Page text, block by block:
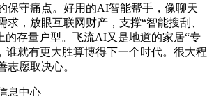
保守痛点。好用的AI智能帮手，像聊天
求，放眼互联网财产，支撑“智能搜刮、
的存量户型。飞流AI又是地道的家居“专
谁就有更大胜算博得下一个时代。很大程
志愿取决心。
息中心